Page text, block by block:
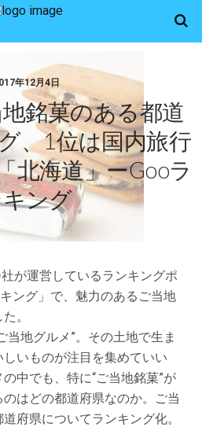
年12月4日
銘菓のある都道
、1位は国内旅行
北海道」ーgooラ
ング
が運営しているランキングポ
ング」で、魅力のあるご当地
。
地グルメ”。その土地で生ま
いものが注目を集めていい
中でも、特に“ご当地銘菓”が
はどの都道府県なのか。ご当
府県についてランキング化。